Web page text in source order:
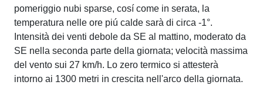
pomeriggio nubi sparse, cosí come in serata, la
temperatura nelle ore piú calde sarà di circa -1°.
Intensità dei venti debole da SE al mattino, moderato da
SE nella seconda parte della giornata; velocità massima
del vento sui 27 km/h. Lo zero termico si attesterà
intorno ai 1300 metri in crescita nell'arco della giornata.